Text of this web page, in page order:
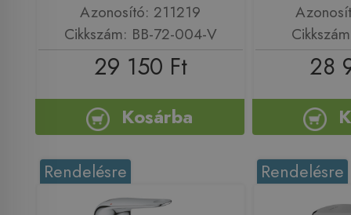
Azonosító: 211219
Cikkszám: BB-72-004-V
29 150 Ft
Kosárba
28
Rendelésre Rendelésre